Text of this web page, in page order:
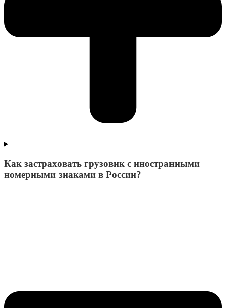
Как застраховать грузовик с иностранными
номерными знаками в России?